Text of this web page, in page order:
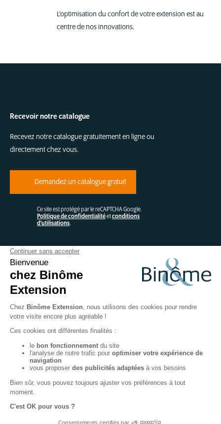
L’optimisation du confort de votre extension est au
centre de nos innovations.
Recevoir notre catalogue
Recevez notre catalogue gratuitement en ligne ou
directement chez vous.
Demandez un catalogue gratuit
Ce site est protégé par le reCAPTCHA Google.
Politique de confidentialitéetconditions
d'utilisations.
Contactez-nous
Binôme
44 Avenue de la Pierre Vallée – BP 220
50220 POILLEY
FABRICATION FRANÇAISE SUR-MESURE